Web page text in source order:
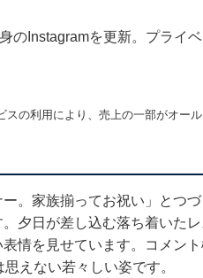
のInstagramを更新。プライ
の利用により、売上の一部がオー
。家族揃ってお祝い」とつ
夕日が差し込む落ち着いた
情を見せています。コメン
えない若々しい姿です。